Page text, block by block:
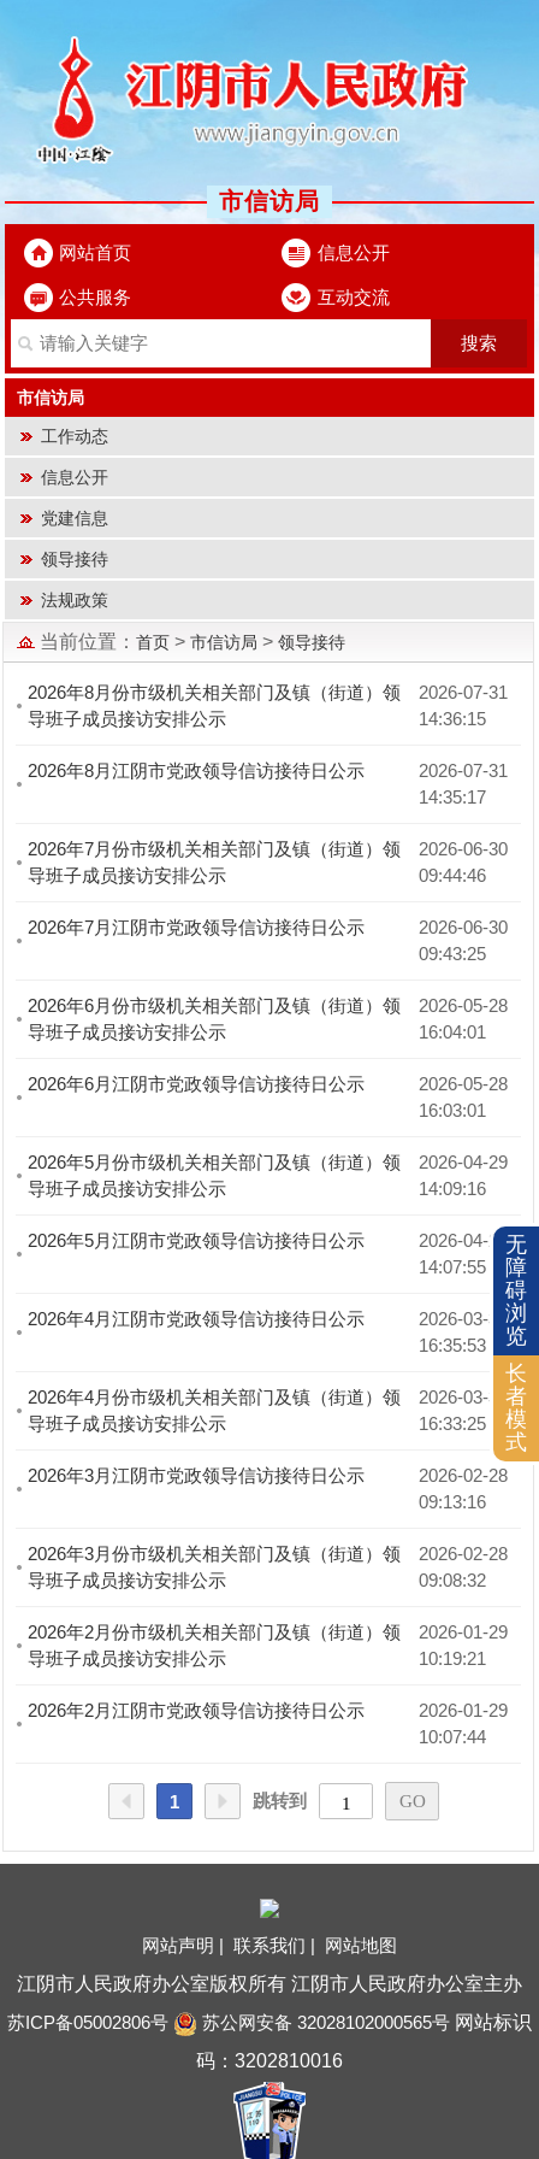
市信访局
网站首页 信息公开
公共服务 互动交流
市信访局
工作动态
信息公开
党建信息
领导接待
法规政策
当前位置：首页 >市信访局 >领导接待
2026年8月份市级机关相关部门及镇（街道）领
导班子成员接访安排公示
2026-07-31
14:36:15
2026年8月江阴市党政领导信访接待日公示
2026-07-31
14:35:17
2026年7月份市级机关相关部门及镇（街道）领
导班子成员接访安排公示
2026-06-30
09:44:46
2026年7月江阴市党政领导信访接待日公示
2026-06-30
09:43:25
2026年6月份市级机关相关部门及镇（街道）领
导班子成员接访安排公示
2026-05-28
16:04:01
2026年6月江阴市党政领导信访接待日公示
2026-05-28
16:03:01
2026年5月份市级机关相关部门及镇（街道）领
导班子成员接访安排公示
2026-04-29
14:09:16
2026年5月江阴市党政领导信访接待日公示
2026-04-29
14:07:55
2026年4月江阴市党政领导信访接待日公示
2026-03-31
16:35:53
2026年4月份市级机关相关部门及镇（街道）领
导班子成员接访安排公示
2026-03-31
16:33:25
2026年3月江阴市党政领导信访接待日公示
2026-02-28
09:13:16
2026年3月份市级机关相关部门及镇（街道）领
导班子成员接访安排公示
2026-02-28
09:08:32
2026年2月份市级机关相关部门及镇（街道）领
导班子成员接访安排公示
2026-01-29
10:19:21
2026年2月江阴市党政领导信访接待日公示
2026-01-29
10:07:44
1 跳转到
网站声明 | 联系我们 | 网站地图
江阴市人民政府办公室版权所有 江阴市人民政府办公室主办
苏ICP备05002806号
苏公网安备 32028102000565号网站标识
码：3202810016
无
障
碍
浏
览
长
者
模
式